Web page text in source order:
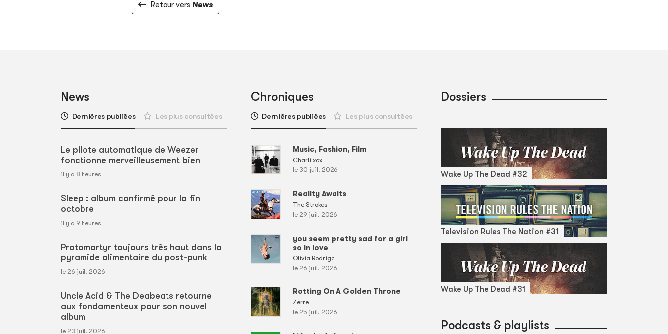
Retour vers News
News
Dernières publiées Les plus consultées
Le pilote automatique de Weezer
fonctionne merveilleusement bien
il y a 8 heures
Sleep : album confirmé pour la fin
octobre
il y a 9 heures
Protomartyr toujours très haut dans la
pyramide alimentaire du post-punk
le 26 juil. 2026
Uncle Acid & The Deabeats retourne
aux fondamenteux pour son nouvel
album
le 23 juil. 2026
Chroniques
Dernières publiées Les plus consultées
Music, Fashion, Film
Charli xcx
le 30 juil. 2026
Reality Awaits
The Strokes
le 29 juil. 2026
you seem pretty sad for a girl
so in love
Olivia Rodrigo
le 26 juil. 2026
Rotting On A Golden Throne
Zerre
le 25 juil. 2026
Dossiers
Wake Up The Dead #32
Television Rules The Nation #31
Wake Up The Dead #31
Podcasts & playlists